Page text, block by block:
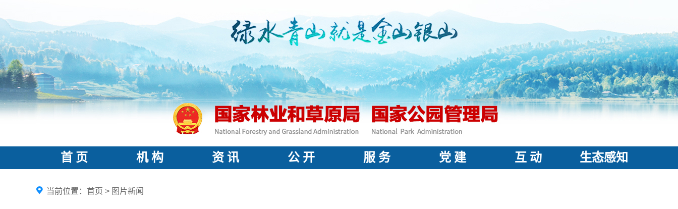
首 页 机 构 资 讯 公 开 服 务 党 建 互 动 生态感知
当前位置： 首页 > 图片新闻